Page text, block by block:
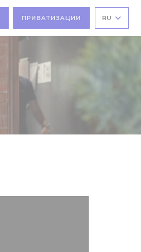
ПРИВАТИЗАЦИИ RU